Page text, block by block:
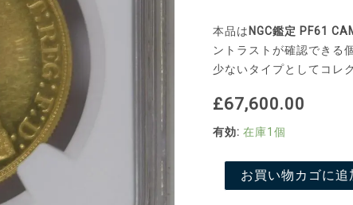
本品は NGC鑑定 PF61
ントラストが確認できる
少ないタイプとしてコレ
£67,600.00
有効: 在庫1個
金
貨
B.P.
無
NGC
PF61CAM
個
お買い物カゴに追